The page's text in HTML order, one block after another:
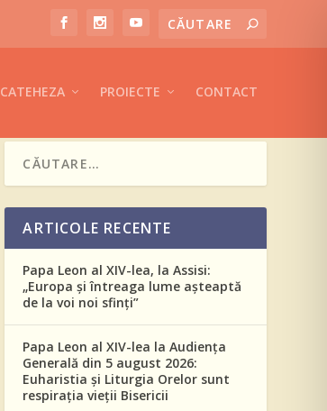
CATEHEZA PROIECTE CONTACT
ARTICOLE RECENTE
Papa Leon al XIV-lea, la Assisi:
„Europa și întreaga lume așteaptă
de la voi noi sfinți”
Papa Leon al XIV-lea la Audiența
Generală din 5 august 2026:
Euharistia și Liturgia Orelor sunt
respirația vieții Bisericii